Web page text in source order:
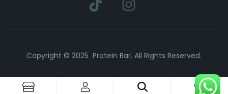
Copyright © 2025 Protein Bar. All Rights Reserved.
1